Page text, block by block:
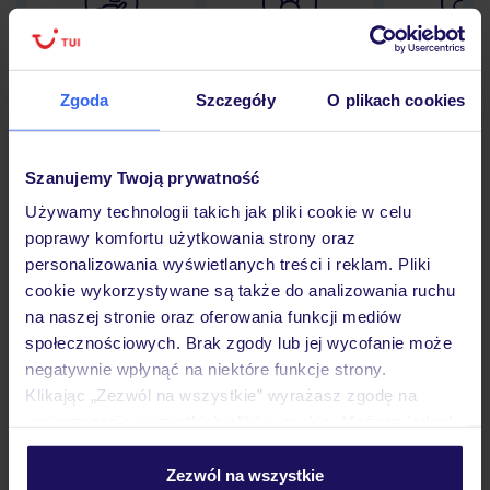
Zgoda Szczegóły O plikach cookies
Szanujemy Twoją prywatność
Używamy technologii takich jak pliki cookie w celu
poprawy komfortu użytkowania strony oraz
personalizowania wyświetlanych treści i reklam. Pliki
cookie wykorzystywane są także do analizowania ruchu
na naszej stronie oraz oferowania funkcji mediów
społecznościowych. Brak zgody lub jej wycofanie może
negatywnie wpłynąć na niektóre funkcje strony.
Klikając „Zezwól na wszystkie” wyrażasz zgodę na
personalizować swój wybór wchodząc w zakładkę
Zezwól na wszystkie
Lider niskich cen 30 lat w
Hotel
Pokoje
Wyżywienie
Atrakcje